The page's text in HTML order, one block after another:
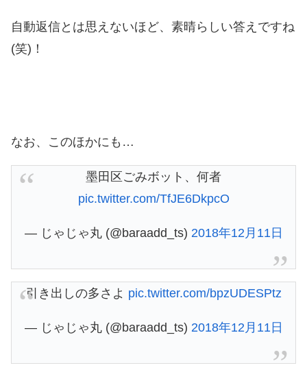
自動返信とは思えないほど、素晴らしい答えですね
(笑)！
なお、このほかにも…
墨田区ごみボット、何者
pic.twitter.com/TfJE6DkpcO
— じゃじゃ丸 (@baraadd_ts) 2018年12月11日
引き出しの多さよ pic.twitter.com/bpzUDESPtz
— じゃじゃ丸 (@baraadd_ts) 2018年12月11日